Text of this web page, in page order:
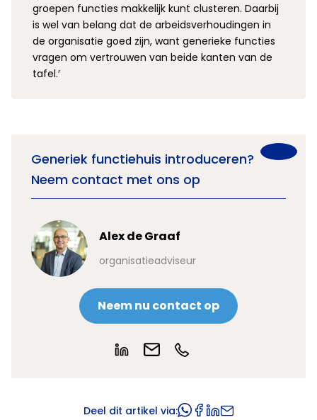
groepen functies makkelijk kunt clusteren. Daarbij
is wel van belang dat de arbeidsverhoudingen in
de organisatie goed zijn, want generieke functies
vragen om vertrouwen van beide kanten van de
tafel.′
Generiek functiehuis introduceren?
Neem contact met ons op
Alex de Graaf
organisatieadviseur
Neem nu contact op
Deel dit artikel via: